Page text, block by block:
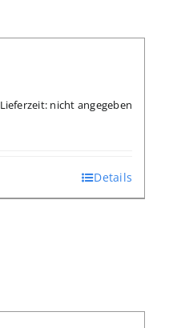
Lieferzeit: nicht angegeben
Details